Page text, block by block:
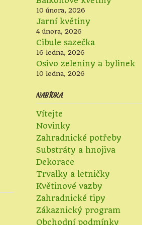
10 února, 2026
Jarní květiny
4 února, 2026
Cibule sazečka
16 ledna, 2026
Osivo zeleniny a bylinek
10 ledna, 2026
NABÍDKA
Vítejte
Novinky
Zahradnické potřeby
Substráty a hnojiva
Dekorace
Trvalky a letničky
Květinové vazby
Zahradnické tipy
Zákaznický program
Obchodní podmínky